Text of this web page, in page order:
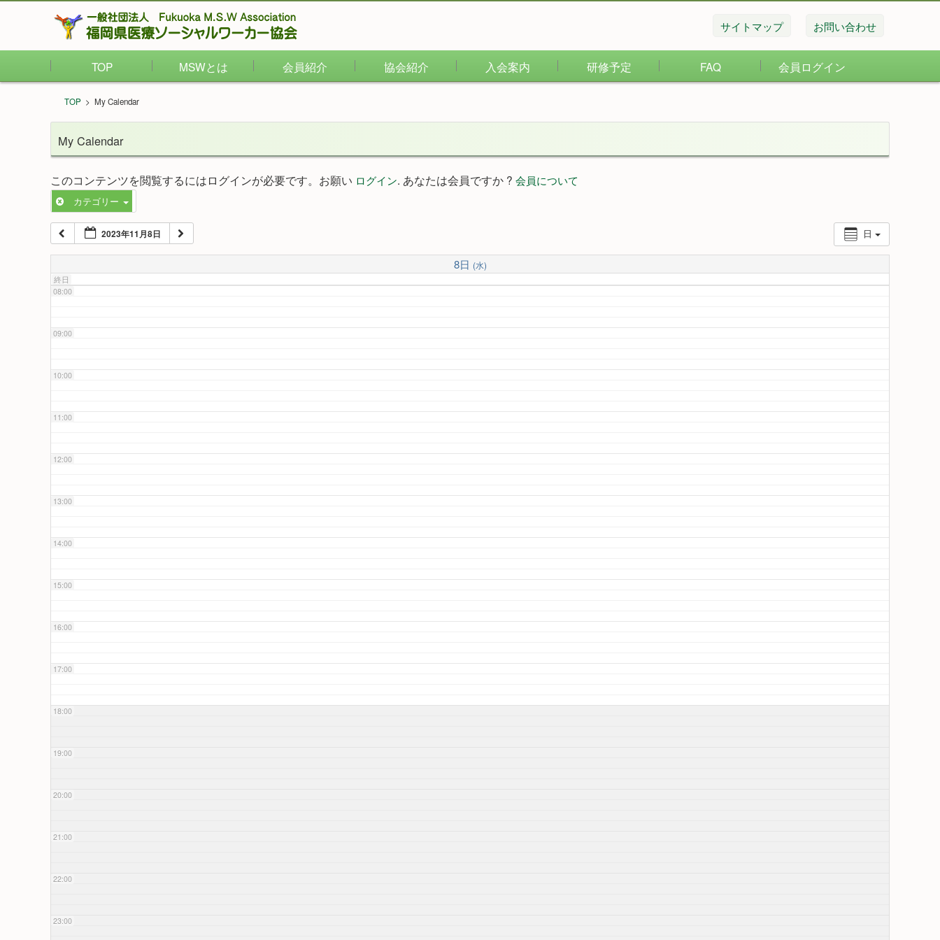
サイトマップ お問い合わせ
TOP MSWとは 会員紹介 協会紹介 入会案内 研修予定 FAQ 会員ログイン
TOP > My Calendar
My Calendar
このコンテンツを閲覧するにはログインが必要です。お願い ログイン. あなたは会員ですか ? 会員について
カテゴリー
日
2023年11月8日
8日 (水)
終日
02:00
03:00
04:00
06:00
08:00
09:00
10:00
11:00
12:00
13:00
14:00
15:00
16:00
17:00
18:00
19:00
20:00
21:00
22:00
23:00